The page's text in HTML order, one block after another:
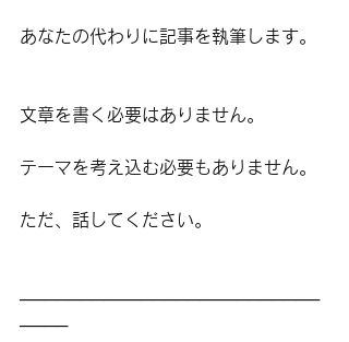
あなたの代わりに記事を執筆します。
文章を書く必要はありません。
テーマを考え込む必要もありません。
ただ、話してください。
─────────────────────────
────